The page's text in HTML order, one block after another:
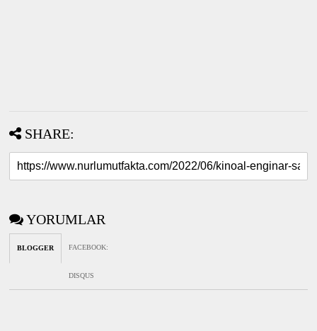
SHARE:
YORUMLAR
BLOGGER FACEBOOK:
DISQUS